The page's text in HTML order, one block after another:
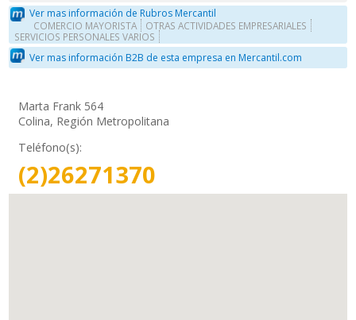
Ver mas información de Rubros Mercantil
COMERCIO MAYORISTA
OTRAS ACTIVIDADES EMPRESARIALES
SERVICIOS PERSONALES VARIOS
Ver mas información B2B de esta empresa en Mercantil.com
Marta Frank 564
Colina, Región Metropolitana
Teléfono(s):
(2)26271370